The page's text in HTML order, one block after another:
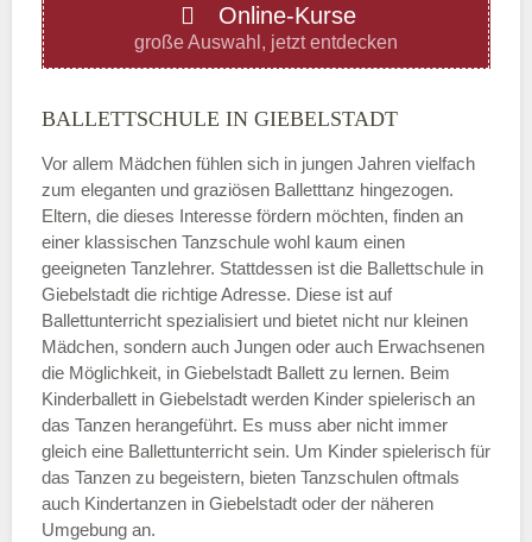
Donnerstag
—
ÖFFNUNGSZEITEN HINZUFÜGEN
Freitag
—
ÖFFNUNGSZEITEN HINZUFÜGEN
Samstag
Online-Kurse
große Auswahl, jetzt entdecken
BALLETTSCHULE IN GIEBELSTADT
Vor allem Mädchen fühlen sich in jungen Jahren vielfach
zum eleganten und graziösen Balletttanz hingezogen.
Eltern, die dieses Interesse fördern möchten, finden an
einer klassischen Tanzschule wohl kaum einen
geeigneten Tanzlehrer. Stattdessen ist die Ballettschule in
Giebelstadt die richtige Adresse. Diese ist auf
Ballettunterricht spezialisiert und bietet nicht nur kleinen
Mädchen, sondern auch Jungen oder auch Erwachsenen
die Möglichkeit, in Giebelstadt Ballett zu lernen. Beim
Kinderballett in Giebelstadt werden Kinder spielerisch an
das Tanzen herangeführt. Es muss aber nicht immer
gleich eine Ballettunterricht sein. Um Kinder spielerisch für
das Tanzen zu begeistern, bieten Tanzschulen oftmals
auch Kindertanzen in Giebelstadt oder der näheren
Umgebung an.